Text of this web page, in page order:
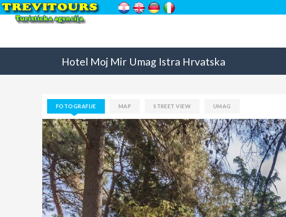
Hotel Moj Mir Umag Istra Hrvatska
FOTOGRAFIJE MAP STREET VIEW UMAG